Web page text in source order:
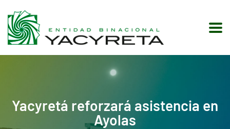
Yacyretá reforzará asistencia en
Ayolas